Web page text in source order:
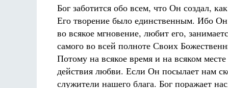
Бог заботится обо всем, что Он создал,
Его творение было единственным. Ибо
во всякое мгновение, любит его,
самого во всей полноте Своих
Потому на всякое время и на всяком
действия любви. Если Он посылает нам
служители нашего блага. Бог поражает